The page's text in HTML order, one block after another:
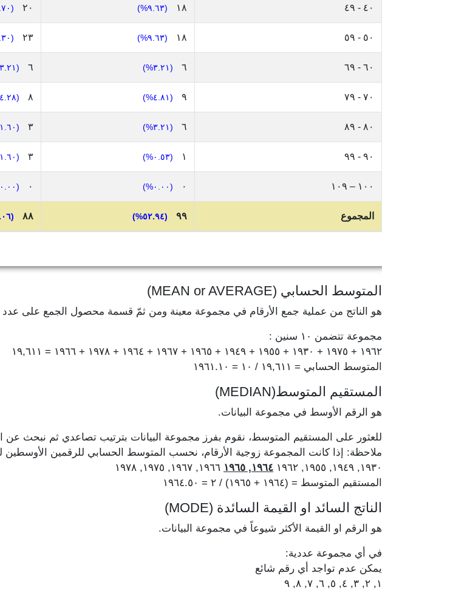
٤٠ - ٤٩ ١٨ (٩.٦٣%) ٢٠ (١٠.٧٠%)
٥٠ - ٥٩ ١٨ (٩.٦٣%) ٢٣ (١٢.٣٠%)
٦٠ - ٦٩ ٦ (٣.٢١%) ٦ (٣.٢١%)
٧٠ - ٧٩ ٩ (٤.٨١%) ٨ (٤.٢٨%)
٨٠ - ٨٩ ٦ (٣.٢١%) ٣ (١.٦٠%)
٩٠ - ٩٩ ١ (٠.٥٣%) ٣ (١.٦٠%)
١٠٠ – ١٠٩ ٠ (٠.٠٠%) ٠ (٠.٠٠%)
المجموع ٩٩ (٥٢.٩٤%) ٨٨ (٤٧.٠٦%)
المتوسط الحسابي (MEAN or AVERAGE)
هو الناتج من عملية جمع الأرقام في مجموعة معينة ومن ثمّ قسمة محصول الجمع على عدد
مجموعة تتضمن ١٠ سنين :
١٩٦٢ + ١٩٧٥ + ١٩٣٠ + ١٩٥٥ + ١٩٤٩ + ١٩٦٥ + ١٩٦٧ + ١٩٦٤ + ١٩٧٨ + ١٩٦٦ = ١٩,٦١١
المتوسط الحسابي = ١٩,٦١١ / ١٠ = ١٩٦١.١٠
المستقيم المتوسط(MEDIAN)
هو الرقم الأوسط في مجموعة البيانات.
للعثور على المستقيم المتوسط، نقوم بفرز مجموعة البيانات بترتيب تصاعدي ثم نبحث عن
ملاحظة: إذا كانت المجموعة زوجية الأرقام، نحسب المتوسط الحسابي للرقمين الأوسطين
١٩٣٠, ١٩٤٩, ١٩٥٥, ١٩٦٢
١٩٦٤, ١٩٦٥
المستقيم المتوسط = (١٩٦٤ + ١٩٦٥) / ٢ = ١٩٦٤.٥٠
الناتج السائد او القيمة السائدة (MODE)
هو الرقم او القيمة الأكثر شيوعاً في مجموعة البيانات.
في أي مجموعة عددية:
يمكن عدم تواجد أي رقم شائع
١, ٢, ٣, ٤, ٥, ٦, ٧, ٨, ٩